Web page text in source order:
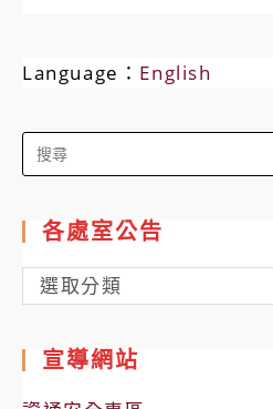
Language： English
Search
for:
各處室公告
各
處
公
告
選取分類
宣導網站